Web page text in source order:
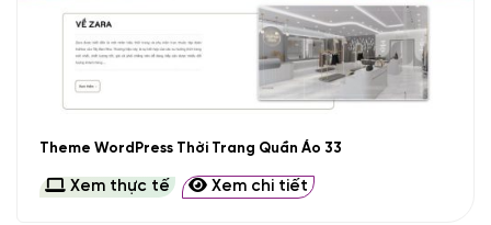
Theme WordPress Thời Trang Quần Áo 33
Xem thực tế Xem chi tiết